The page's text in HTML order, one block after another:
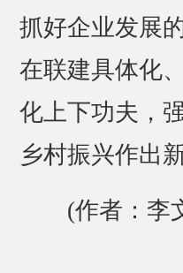
抓好企业发展
在联建具体化
化上下功夫，
乡村振兴作出
(作者：李文